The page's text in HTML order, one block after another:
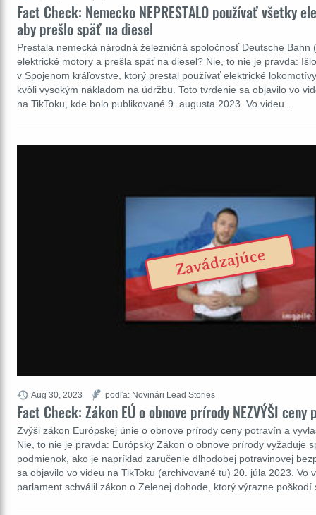
Fact Check: Nemecko NEPRESTALO používať všetky
aby prešlo späť na diesel
Prestala nemecká národná železničná spoločnosť Deutsche Bahn
elektrické motory a prešla späť na diesel? Nie, to nie je pravda:
v Spojenom kráľovstve, ktorý prestal používať elektrické
kvôli vysokým nákladom na údržbu. Toto tvrdenie sa objavilo vo
na TikToku, kde bolo publikované 9. augusta 2023. Vo videu…
Fact Check: Zákon EÚ o obnove prírody NEZVÝŠI ceny
Zvýši zákon Európskej únie o obnove prírody ceny potravín a
Nie, to nie je pravda: Európsky Zákon o obnove prírody vyžaduje
podmienok, ako je napríklad zaručenie dlhodobej potravinovej
sa objavilo vo videu na TikToku (archivované tu) 20. júla 2023. Vo
parlament schválil zákon o Zelenej dohode, ktorý výrazne
Aug 30, 2023 podľa: Novinári Lead Stories
Zavádzajúce